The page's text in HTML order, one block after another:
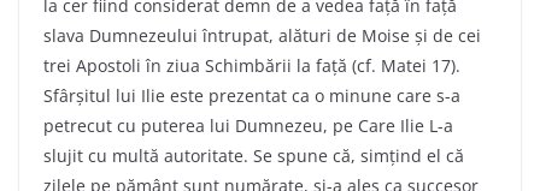
la cer fiind considerat demn de a vedea față în față
slava Dumnezeului întrupat, alături de Moise și de cei
trei Apostoli în ziua Schimbării la față (cf. Matei 17).
Sfârșitul lui Ilie este prezentat ca o minune care s-a
petrecut cu puterea lui Dumnezeu, pe Care Ilie L-a
slujit cu multă autoritate. Se spune că, simțind el că
zilele pe pământ sunt numărate, și-a ales ca succesor